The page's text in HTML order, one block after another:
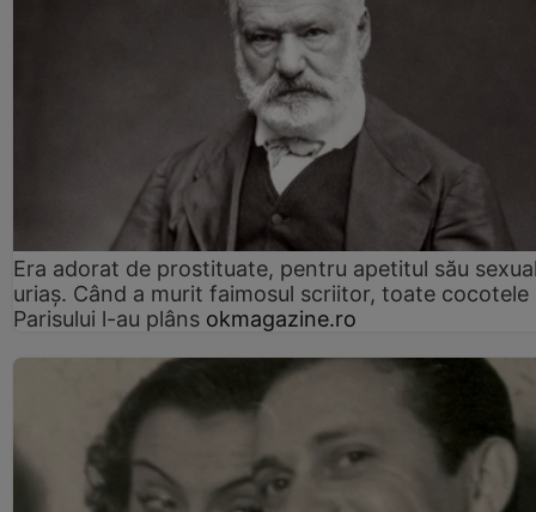
Era adorat de prostituate, pentru apetitul său
uriaș. Când a murit faimosul scriitor, toate cocotele
Parisului l-au plâns okmagazine.ro